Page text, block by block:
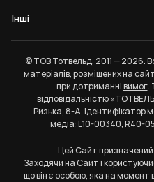
Інші
© ТОВ Тотвельд, 2011 — 2026.
матеріалів, розміщених на
при дотриманнівимог.
відповідальністю
Ризька, 8-А. Ідентифікатор
медіа: L10-00340, R40-
Цей Сайт призначений
Заходячи на Сайт і
що він є особою, яка на